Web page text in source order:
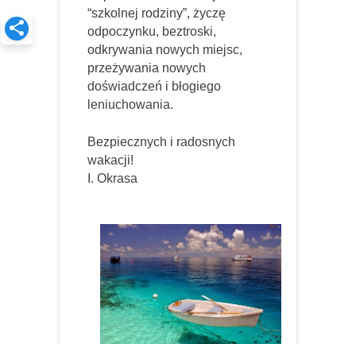
“szkolnej rodziny”, życzę
odpoczynku, beztroski,
odkrywania nowych miejsc,
przeżywania nowych
doświadczeń i błogiego
leniuchowania.
Bezpiecznych i radosnych
wakacji!
I. Okrasa